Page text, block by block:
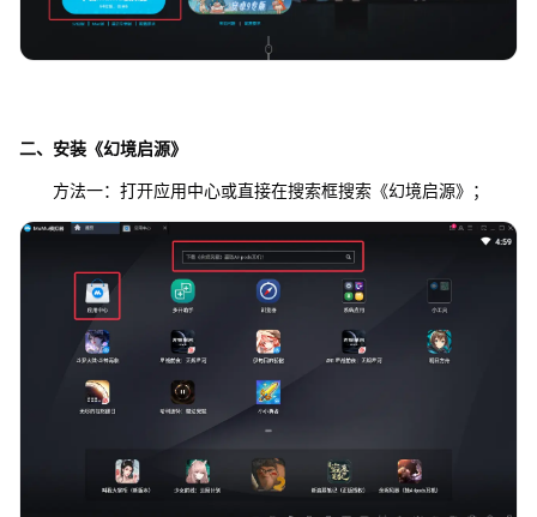
二、安装《幻境启源》
方法一：打开应用中心或直接在搜索框搜索《幻境启源》；